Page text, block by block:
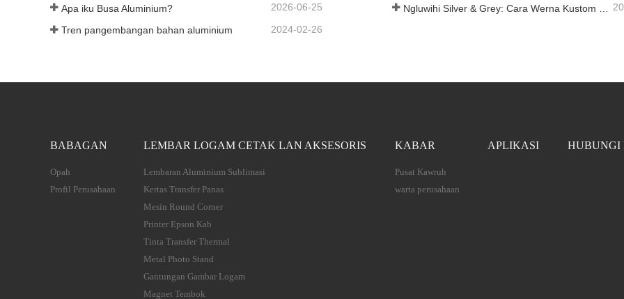
Apa iku Busa Aluminium? 2026-06-25
Tren pangembangan bahan aluminium 2024-02-26
BABAGAN
Opah
Profil Perusahaan
LEMBAR LOGAM CETAK LAN AKSESORIS
Lembaran Aluminium Sublimasi
Kertas Transfer Panas
Mesin Round Corner
Printer Epson Kab
Tinta Transfer Thermal
Metal Photo Stand
Gantungan Gambar Logam
Magnet Tembok
KABAR
Pusat Kawruh
warta perusahaan
APLIKASI HUBUNGI